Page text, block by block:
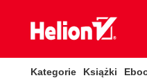
Kategorie Książki